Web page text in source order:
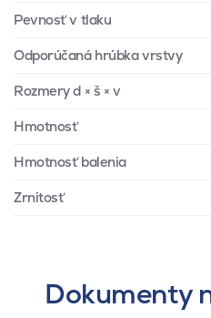
Pevnosť v tlaku
Odporúčaná hrúbka vrstvy
Rozmery d × š × v
Hmotnosť
Hmotnosť balenia
Zrnitosť
Dokumenty